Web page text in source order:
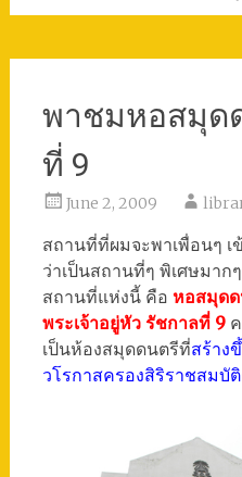
พาชมหอสมุด
ที่ 9
June 2, 2009
สถานที่ที่ผมจะพาเพื่อนๆ
ว่าเป็นสถานที่ๆ พิเศษมากๆ
สถานที่แห่งนี้ คือ หอสมุดด
พระเจ้าอยู่หัว รัชกาลที่ 9ค
เป็นห้องสมุดดนตรีที่สร้าง
วโรกาสครองสิริราชสมบั